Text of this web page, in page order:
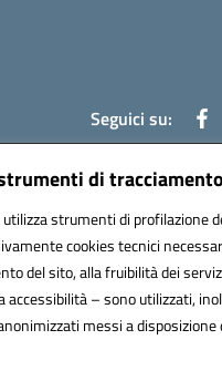
di tracciamento
strumenti di profilazione
cookies tecnici
del sito, alla fruibilità dei
accessibilità – sono utilizzati,
messi a disposizione
Seguici su: